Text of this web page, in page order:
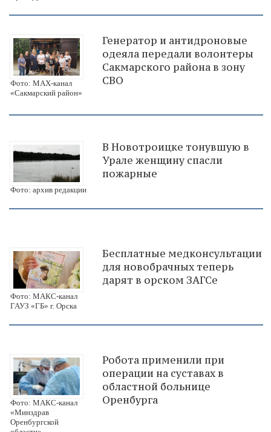
Фото: МАХ-канал
«Сакмарский район»
Генератор и антидроновые
одеяла передали волонтеры
Сакмарского района в зону
СВО
Фото: архив редакции
В Новотроицке тонувшую в
Урале женщину спасли
пожарные
Фото: МАКС-канал
ГАУЗ «ГБ» г. Орска
Бесплатные медконсультации
для новобрачных теперь
дарят в орском ЗАГСе
Фото: МАКС-канал
«Минздрав
Оренбургской
Робота применили при
операции на суставах в
областной больнице
Оренбурга